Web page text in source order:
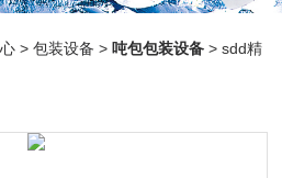
>包装设备 > 吨包包装设备 > sdd精